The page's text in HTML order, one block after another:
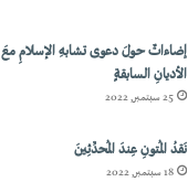
إضاءاتٌ حولَ دعوى تشابهِ الإسلامِ معَ
الأديانِ السابقةٍ
25 سبتمبر, 2022
نَقدُ المُتونِ عِندَ المُحدِّثِينَ
18 سبتمبر, 2022